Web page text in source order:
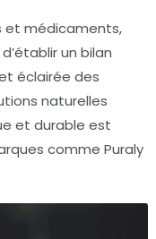
et médicaments,
un bilan
éclairée des
naturelles
et durable est
comme Puraly